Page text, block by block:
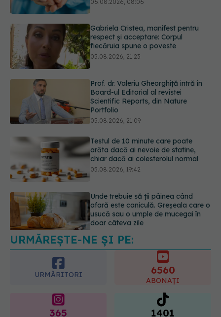
Gabriela Cristea, manifest pentru
05.08.2026, 21:23
Prof. dr. Valeriu Gheorghiță intră în
Portfolio
05.08.2026, 21:09
Testul de 10 minute care poate
arăta dacă ai nevoie de statine,
05.08.2026, 19:42
Unde trebuie să ții pâinea când
doar câteva zile
05.08.2026, 18:33
doze mari de Vitamina D în cancerul
colorectal
URMĂREȘTE-NE ȘI PE:
URMĂRITORI 6560
ABONAȚI
365
URMĂRITORI
1401
URMĂRITORI